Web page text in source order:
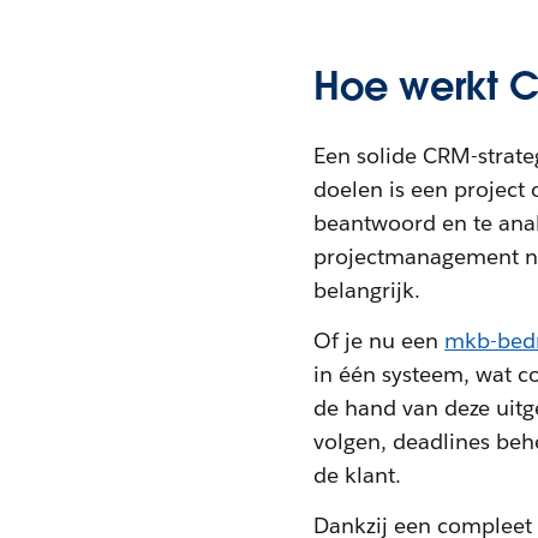
Hoe werkt
Een solide CRM-
doelen is een project
beantwoord en te
projectmanagement
belangrijk.
Of je nu een mkb-
in één systeem, wat
de hand van deze
volgen, deadlines
de klant.
Dankzij een